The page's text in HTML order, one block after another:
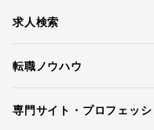
求人検索
転職ノウハウ
専門サイト・プロフェッ